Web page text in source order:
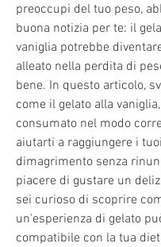
preoccupi del tuo peso,
buona notizia per te: il
vaniglia potrebbe
alleato nella perdita di
bene. In questo articolo,
come il gelato alla
consumato nel modo
aiutarti a raggiungere i
dimagrimento senza
piacere di gustare un
sei curioso di scoprire
un'esperienza di gelato
compatibile con la tua